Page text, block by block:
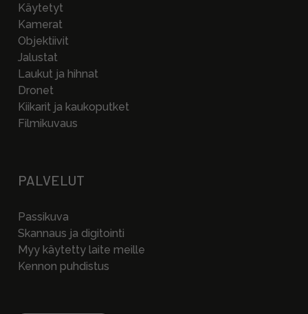
Käytetyt
Kamerat
Objektiivit
Jalustat
Laukut ja hihnat
Dronet
Kiikarit ja kaukoputket
Filmikuvaus
PALVELUT
Passikuva
Skannaus ja digitointi
Myy käytetty laite meille
Kennon puhdistus